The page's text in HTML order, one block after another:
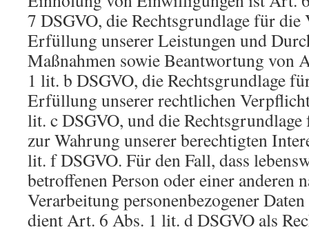
7 DSGVO, die Rechtsgrundlage für die
Erfüllung unserer Leistungen und
Maßnahmen sowie Beantwortung von
1 lit. b DSGVO, die Rechtsgrundlage
Erfüllung unserer rechtlichen
lit. c DSGVO, und die
zur Wahrung unserer berechtigten
lit. f DSGVO. Für den Fall, dass
betroffenen Person oder einer anderen
Verarbeitung personenbezogener
dient Art. 6 Abs. 1 lit. d DSGVO als